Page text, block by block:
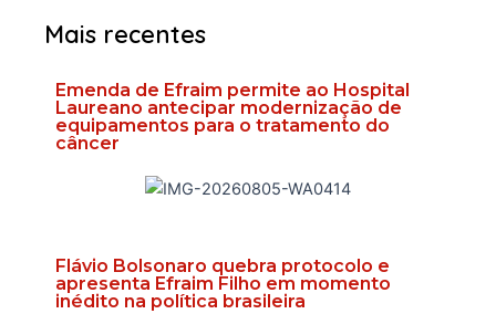
Mais recentes
Emenda de Efraim permite ao Hospital
Laureano antecipar modernização de
equipamentos para o tratamento do
câncer
Flávio Bolsonaro quebra protocolo e
apresenta Efraim Filho em momento
inédito na política brasileira